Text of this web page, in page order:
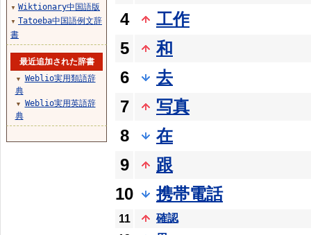
4
工作
5
和
6
去
7
写真
8
在
9
跟
10
携帯電話
11
確認
▼ Wiktionary中国語版
▼ Tatoeba中国語例文辞
書
最近追加された辞書
▼
Weblio実用類語辞
典
▼
Weblio実用英語辞
典